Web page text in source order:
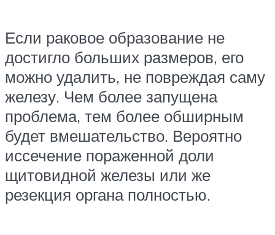
Если раковое образование не
достигло больших размеров, его
можно удалить, не повреждая саму
железу. Чем более запущена
проблема, тем более обширным
будет вмешательство. Вероятно
иссечение пораженной доли
щитовидной железы или же
резекция органа полностью.